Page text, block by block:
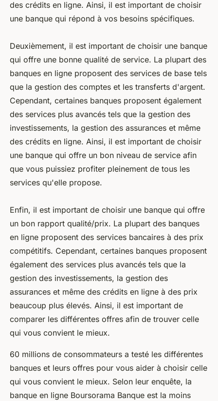
des crédits en ligne. Ainsi, il est important de choisir
une banque qui répond à vos besoins spécifiques.
Deuxièmement, il est important de choisir une banque
qui offre une bonne qualité de service. La plupart des
banques en ligne proposent des services de base tels
que la gestion des comptes et les transferts d'argent.
Cependant, certaines banques proposent également
des services plus avancés tels que la gestion des
investissements, la gestion des assurances et même
des crédits en ligne. Ainsi, il est important de choisir
une banque qui offre un bon niveau de service afin
que vous puissiez profiter pleinement de tous les
services qu'elle propose.
Enfin, il est important de choisir une banque qui offre
un bon rapport qualité/prix. La plupart des banques
en ligne proposent des services bancaires à des prix
compétitifs. Cependant, certaines banques proposent
également des services plus avancés tels que la
gestion des investissements, la gestion des
assurances et même des crédits en ligne à des prix
beaucoup plus élevés. Ainsi, il est important de
comparer les différentes offres afin de trouver celle
qui vous convient le mieux.
60 millions de consommateurs a testé les différentes
banques et leurs offres pour vous aider à choisir celle
qui vous convient le mieux. Selon leur enquête, la
banque en ligne Boursorama Banque est la moins